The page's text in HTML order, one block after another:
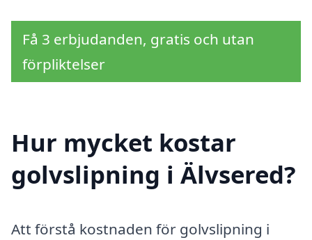
Få 3 erbjudanden, gratis och utan
förpliktelser
Hur mycket kostar
golvslipning i Älvsered?
Att förstå kostnaden för golvslipning i